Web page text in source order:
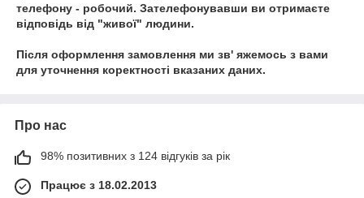
телефону - робочий. Зателефонувавши ви отримаєте
відповідь від "живої" людини.
Після оформлення замовлення ми зв' яжемось з вами
для уточнення коректності вказаних даних.
Про нас
98% позитивних з 124 відгуків за рік
Працює з 18.02.2013